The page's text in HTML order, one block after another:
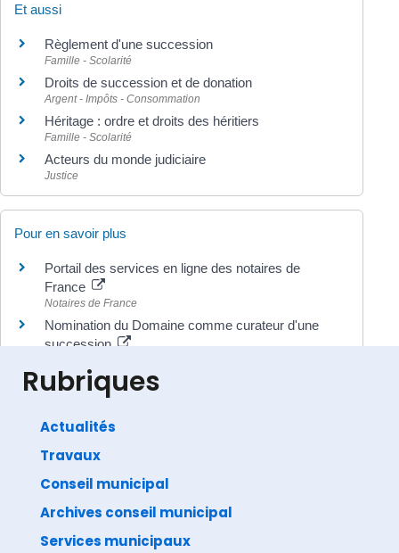
Et aussi
Règlement d'une succession
Famille - Scolarité
Droits de succession et de donation
Argent - Impôts - Consommation
Héritage : ordre et droits des héritiers
Famille - Scolarité
Acteurs du monde judiciaire
Justice
Pour en savoir plus
Portail des services en ligne des notaires de
France
Notaires de France
Nomination du Domaine comme curateur d'une
succession
Direction de l'information légale et administrative
Rubriques
Actualités
Travaux
Conseil municipal
Archives conseil municipal
Services municipaux